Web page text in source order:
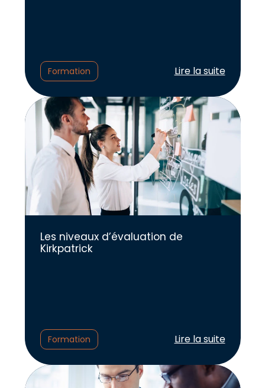
Formation Lire l'article :
Lire la suite
Les niveaux d’évaluation de
Kirkpatrick
Formation Lire l'article :
Lire la suite